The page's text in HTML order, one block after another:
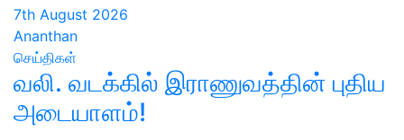
7th August 2026
Ananthan
செய்திகள்
வலி. வடக்கில் இராணுவத்தின் புதிய
அடையாளம்!